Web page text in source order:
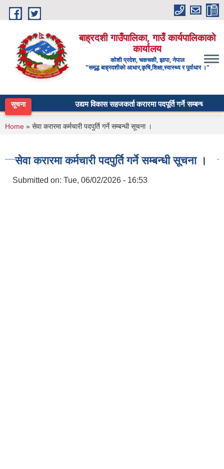
Skip to main content
बाह्रदशी गाउँपालिका, गाउँ कार्यपालिकाको
कार्यालय
कोशी प्रदेश, चकचकी, झापा, नेपाल
"समृद्ध बाह्रदशीको आधार,कृषि,शिक्षा,स्वास्थ्य र पूर्वाधार ।"
सूचना उद्यम विकास सहजकर्ता करारमा पदपूर्ति गर्ने सम्बन्धी सूचना ।
You are here
Home » सेवा करारमा कर्मचारी पदपुर्ति गर्ने सम्बन्धी सूचना ।
सेवा करारमा कर्मचारी पदपुर्ति गर्ने सम्बन्धी सूचना ।
Submitted on: Tue, 06/02/2026 - 16:53